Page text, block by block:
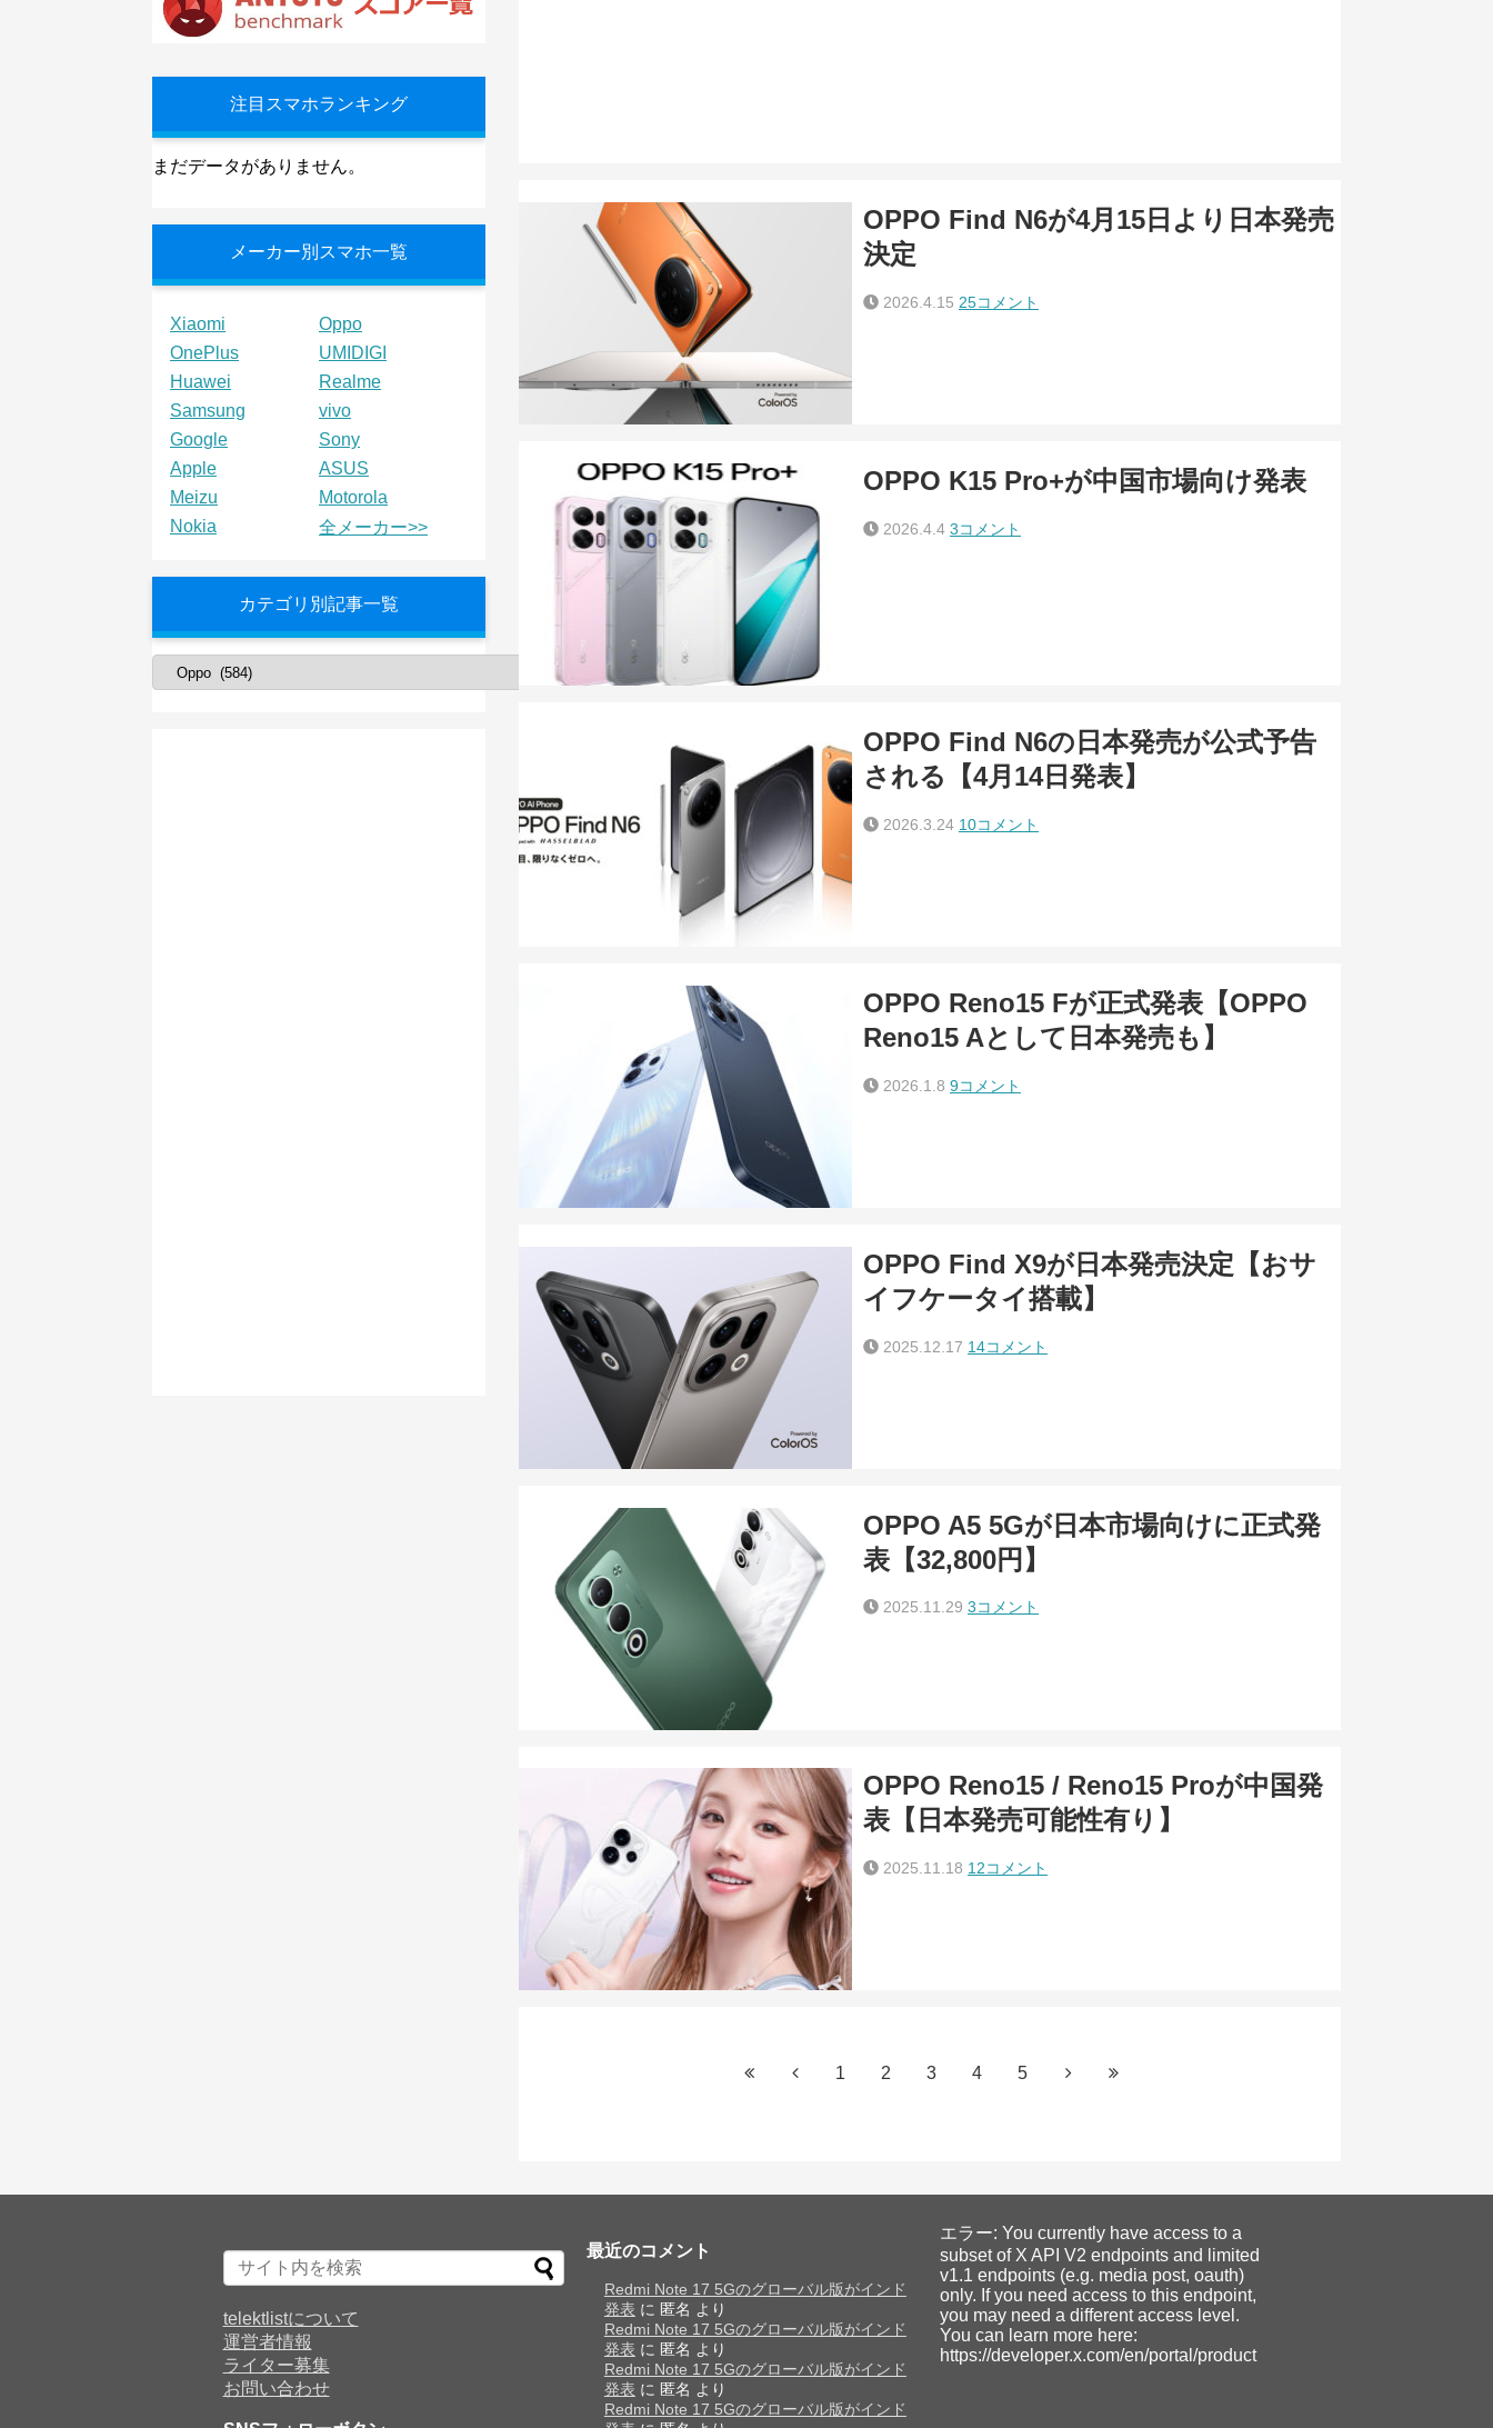
OPPO Find N6が4月15日より日本発売
決定
2026.4.15 25コメント
OPPO K15 Pro+が中国市場向け発表
2026.4.4 3コメント
OPPO Find N6の日本発売が公式予告
される【4月14日発表】
2026.3.24 10コメント
OPPO Reno15 Fが正式発表【OPPO
Reno15 Aとして日本発売も】
2026.1.8 9コメント
OPPO Find X9が日本発売決定【おサ
イフケータイ搭載】
2025.12.17 14コメント
OPPO A5 5Gが日本市場向けに正式発
表【32,800円】
2025.11.29 3コメント
OPPO Reno15 / Reno15 Proが中国発
表【日本発売可能性有り】
2025.11.18 12コメント
1 2 3 4 5
注目スマホランキング
まだデータがありません。
メーカー別スマホ一覧
Xiaomi
Oppo
OnePlus
UMIDIGI
Huawei
Realme
Samsung
vivo
Google
Sony
Apple
ASUS
Meizu
Motorola
Nokia
全メーカー>>
カテゴリ別記事一覧
telektlistについて
運営者情報
ライター募集
お問い合わせ
最近のコメント
Redmi Note 17 5Gのグローバル版がインド
発表 に 匿名 より
Redmi Note 17 5Gのグローバル版がインド
発表 に 匿名 より
Redmi Note 17 5Gのグローバル版がインド
発表 に 匿名 より
Redmi Note 17 5Gのグローバル版がインド
エラー: You currently have access to a
subset of X API V2 endpoints and limited
v1.1 endpoints (e.g. media post, oauth)
only. If you need access to this endpoint,
you may need a different access level.
You can learn more here:
https://developer.x.com/en/portal/product